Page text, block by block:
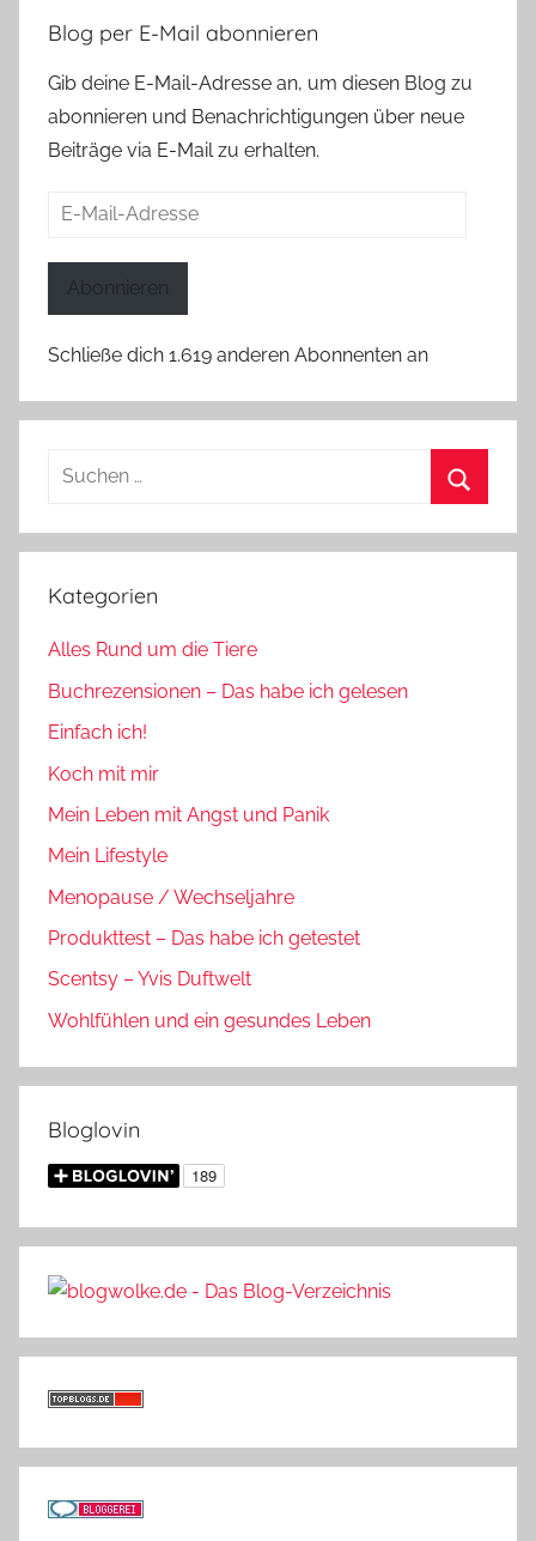
Blog per E-Mail abonnieren
Gib deine E-Mail-Adresse an, um diesen Blog zu
abonnieren und Benachrichtigungen über neue
Beiträge via E-Mail zu erhalten.
E-
Abonnieren
Schließe dich 1.619 anderen Abonnenten an
Suchen
Kategorien
Alles Rund um die Tiere
Buchrezensionen – Das habe ich gelesen
Einfach ich!
Koch mit mir
Mein Leben mit Angst und Panik
Mein Lifestyle
Menopause / Wechseljahre
Produkttest – Das habe ich getestet
Scentsy – Yvis Duftwelt
Wohlfühlen und ein gesundes Leben
Bloglovin